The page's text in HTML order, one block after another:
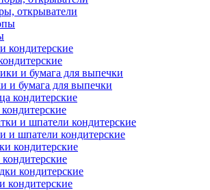
открыватели
и бумага для выпечки
и шпатели кондитерские
кондитерские